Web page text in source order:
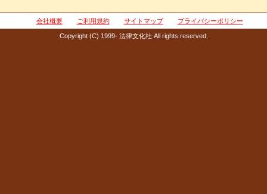
会社概要 ご利用規約 サイトマップ プライバシーポリシー
Copyright (C) 1999- 法律文化社 All rights reserved.